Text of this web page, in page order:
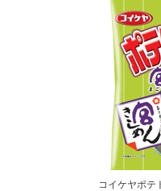
コイケヤポ